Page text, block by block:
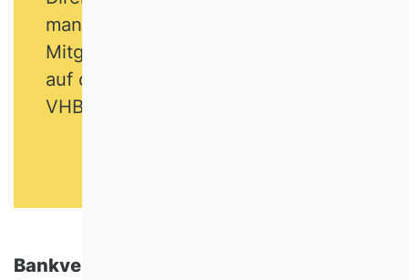
man sich zum Preis für VHB-
Mitglieder anmelden. Es muss nicht
auf die offizielle Aufnahme in den
VHB gewartet werden.
Bankverbindung des VHB zur